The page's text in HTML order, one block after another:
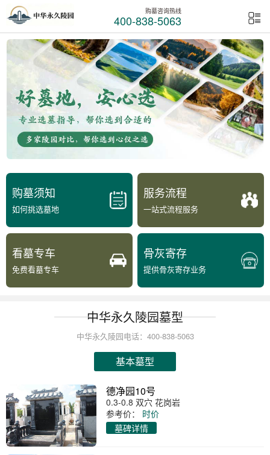
购墓咨询热线
400-838-5063
购墓须知
如何挑选墓地
服务流程
一站式流程服务
看墓专车
免费看墓专车
骨灰寄存
提供骨灰寄存业务
中华永久陵园墓型
中华永久陵园电话：400-838-5063
基本墓型
德净园10号
0.3-0.8 双穴 花岗岩
参考价：
时价
墓碑详情